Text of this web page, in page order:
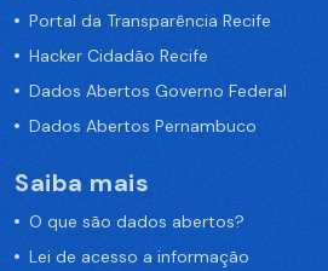
Portal da Transparência Recife
Hacker Cidadão Recife
Dados Abertos Governo Federal
Dados Abertos Pernambuco
Saiba mais
O que são dados abertos?
Lei de acesso a informação